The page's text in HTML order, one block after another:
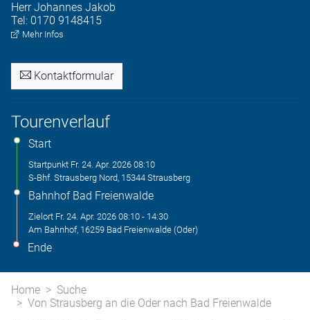
Herr Johannes Jakob
Tel: 0170 9148415
Mehr Infos
Kontaktformular
Tourenverlauf
Start
Startpunkt Fr. 24. Apr. 2026 08:10
S-Bhf. Strausberg Nord, 15344 Strausberg
Bahnhof Bad Freienwalde
Zielort Fr. 24. Apr. 2026 08:10 - 14:30
Am Bahnhof, 16259 Bad Freienwalde (Oder)
Ende
Home
Suche
Von Strausberg an die Oder nach Bad Freienwalde